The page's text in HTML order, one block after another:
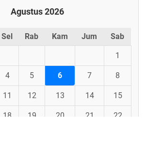
Agustus 2026
Sel Rab Kam Jum Sab
1
4 5 6 7 8
11 12 13 14 15
18 19 20 21 22